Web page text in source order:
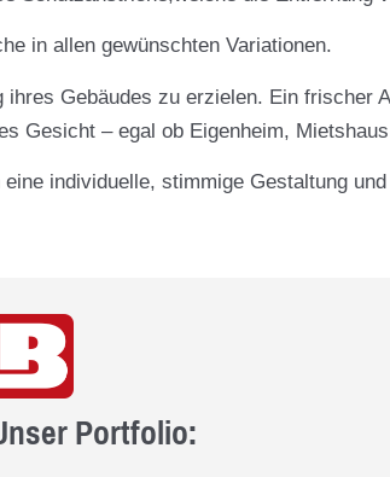
in allen gewünschten Variationen.
Gebäudes zu erzielen. Ein frischer
Gesicht – egal ob Eigenheim,
individuelle, stimmige Gestaltung
Portfolio: